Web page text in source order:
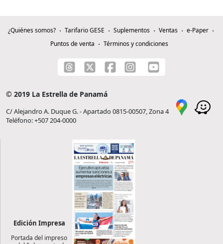
¿Quiénes somos? Tarifario GESE Suplementos Ventas
e-Paper
Puntos de venta
Términos y condiciones
© 2019 La Estrella de Panamá
C/ Alejandro A. Duque G. - Apartado 0815-00507, Zona 4
Teléfono: +507 204-0000
Edición Impresa
Portada del impreso